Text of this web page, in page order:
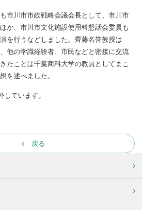
市川市市政戦略会議会長として、市川市
か、市川市文化施設使用料懇話会委員も
を行うなどしました。齊藤名誉教授は
他の学識経験者、市民などと密接に交流
たことは千葉商科大学の教員としてまこ
を述べました。
ています。
戻る